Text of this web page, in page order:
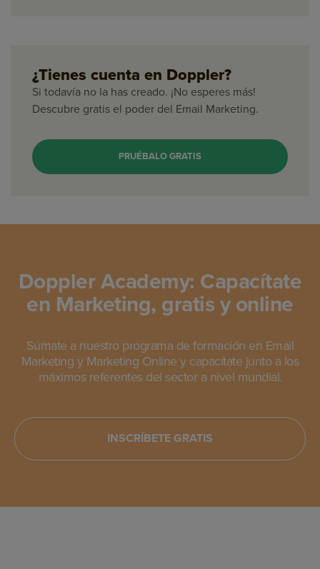
¿Tienes cuenta en Doppler?
Si todavía no la has creado. ¡No esperes más!
Descubre gratis el poder del Email Marketing.
PRUÉBALO GRATIS
Doppler Academy: Capacítate
en Marketing, gratis y online
Súmate a nuestro programa de formación en Email
Marketing y Marketing Online y capacítate junto a los
máximos referentes del sector a nivel mundial.
INSCRÍBETE GRATIS